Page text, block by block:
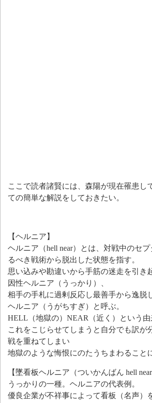
ここで読者諸賢には、森陽が現在罹患し
ての簡単な解説をしておきたい。
【ヘルニア】
ヘルニア（hell near）とは、対戦中のセ
るべき戦術から脱出した状態を指す。
思い込みや勘違いから手筋の迷走を引き
因性ヘルニア（うっかり）、
相手の手札に過剰反応し最善手から逸脱
ヘルニア（うがちすぎ）と呼ぶ。
HELL（地獄の）NEAR（近く）という由
これをこじらせてしまうと自分でも訳が
戦を重ねてしまい
地獄のような悔恨にのたうちまわること
【墜看板ヘルニア（ついかんばん hell near
うっかりの一種。ヘルニアの代表例。
優良企業が不祥事によって看板（名声）